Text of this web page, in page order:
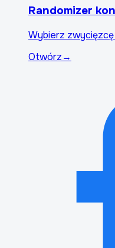
Randomizer
Wybierz
Otwórz→